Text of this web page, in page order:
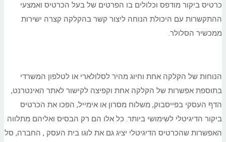
כרטיס ביקור מודפס וכלולים בו הפרטים של בעל הכרטיס ואמצעי
ההתקשרות עם היכולת הנוחה ליצור קשר בהקלקה קצרה ישירות
ממכשיר הסלולר.
הנוחות של הקלקה אחת וחיוג מהיר לסלולארי או לטלפון המשרדי
בתוספת אפשרות של הקלקה אחת וקפיצה לקישור לאתר האינטרנט,
הדף העסקי בפייסבוק, משלוח מסרון או אימייל, הפכו את הכרטיס
ביקור הדיגיטלי לשימושי ביותר. כל אלו הם רק הבסיס ואליהם מתלווה
האפשרות שהכרטיס הדיגיטלי יציג גם את לוגו בית העסק , החברה, סל